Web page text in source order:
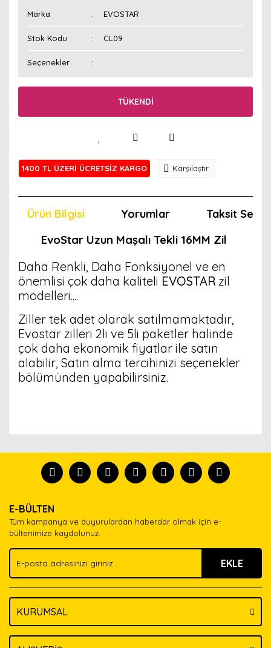
Marka EVOSTAR
Stok Kodu CL09
Seçenekler
TÜKENDİ
1400 TL ÜZERİ ÜCRETSİZ KARGO Karşılaştır
Ürün Bilgisi Yorumlar Taksit
EvoStar Uzun Maşalı Tekli 16MM Zil
Daha Renkli, Daha Fonksiyonel ve en
önemlisi çok daha kaliteli EVOSTAR zil
modelleri....
Ziller tek adet olarak satılmamaktadır,
Evostar zilleri 2li ve 5li paketler halinde
çok daha ekonomik fiyatlar ile satın
alabilir, Satın alma tercihinizi seçenekler
bölümünden yapabilirsiniz.
tanısın.
formunu kullanarak tarafımıza iletebilirsiniz.
Görüş ve önerileriniz için teşekkür ederiz.
Ürün açıklamasında eksik bilgiler bulunuyor.
Ürün bilgilerinde hatalar bulunuyor.
Ürün fiyatı diğer sitelerden daha pahalı.
Bu ürüne benzer farklı alternatifler olmalı.
E-BÜLTEN
Tüm kampanya ve duyurulardan haberdar olmak için e-
bültenimize kaydolunuz.
EKLE
KURUMSAL